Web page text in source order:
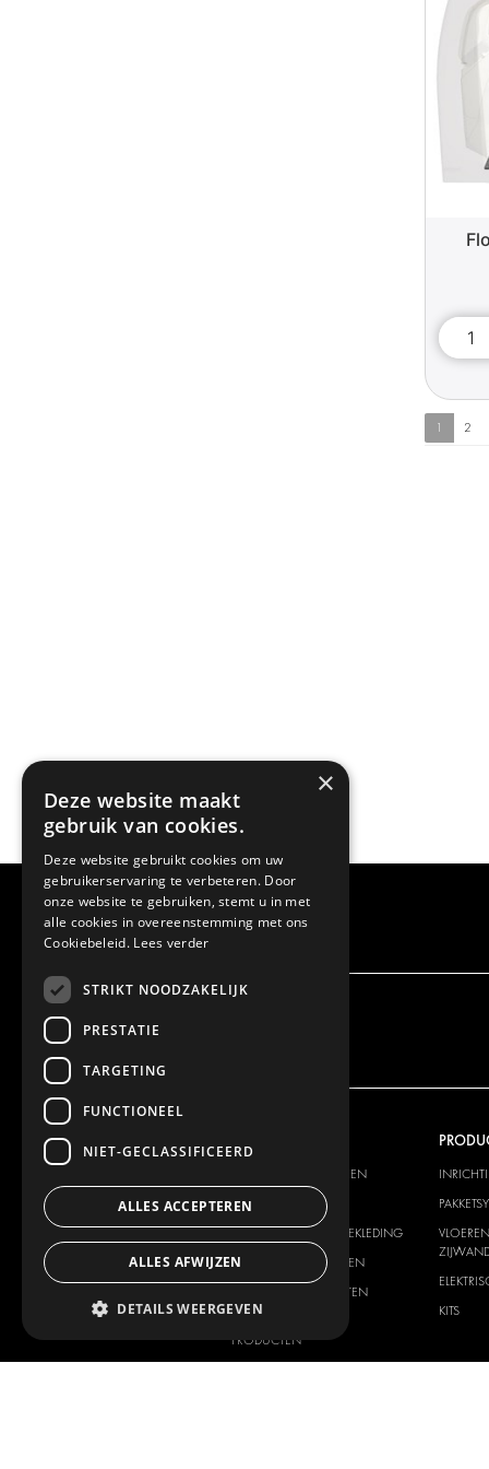
1 2
INRICHTINGSSYSTEMEN
PAKKETSYSTEMEN
VLOER EN ZIJWANDBEKLEDING
ELEKTRISCHE SYSTEMEN
VEILIGHEIDSPRODUCTEN
PRODUCTEN
KITS
×
Deze website maakt
gebruik van cookies.
Deze website gebruikt cookies om uw
gebruikerservaring te verbeteren. Door
onze website te gebruiken, stemt u in met
alle cookies in overeenstemming met ons
Cookiebeleid. Lees verder
STRIKT NOODZAKELIJK
PRESTATIE
TARGETING
FUNCTIONEEL
NIET-GECLASSIFICEERD
ALLES ACCEPTEREN
ALLES AFWIJZEN
DETAILS WEERGEVEN